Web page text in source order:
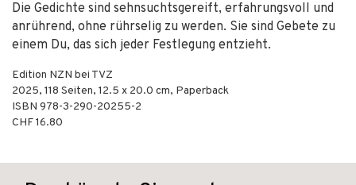
Die Gedichte sind sehnsuchtsgereift, erfahrungsvoll und
anrührend, ohne rührselig zu werden. Sie sind Gebete zu
einem Du, das sich jeder Festlegung entzieht.
Edition NZN bei TVZ
2025, 118 Seiten, 12.5 x 20.0 cm, Paperback
ISBN 978-3-290-20255-2
CHF 16.80